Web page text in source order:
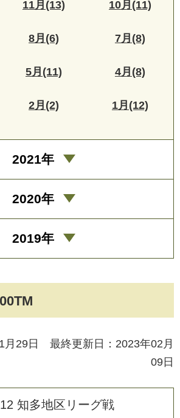
月29日 最終更新日：2023年02月
09日
12 知多地区 リ ーグ戦
11月(13) 10月(11)
8月(6) 7月(8)
5月(11) 4月(8)
2月(2) 1月(12)
2021年
2020年
2019年